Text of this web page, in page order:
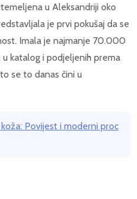
u Aleksandriji oko
je prvi pokušaj da se
Imala je najmanje 70.000
katalog i podjeljenih prema
se to danas čini u
Povijest i moderni proc